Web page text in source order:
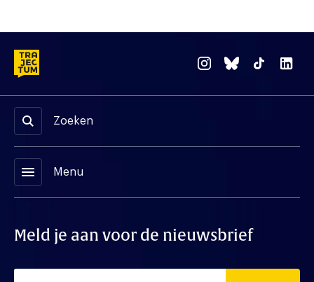
Zoeken
menu Menu
Meld je aan voor de nieuwsbrief